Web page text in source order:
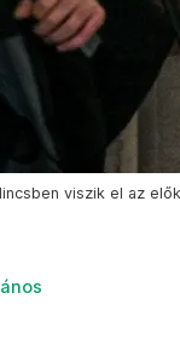
viszik el az